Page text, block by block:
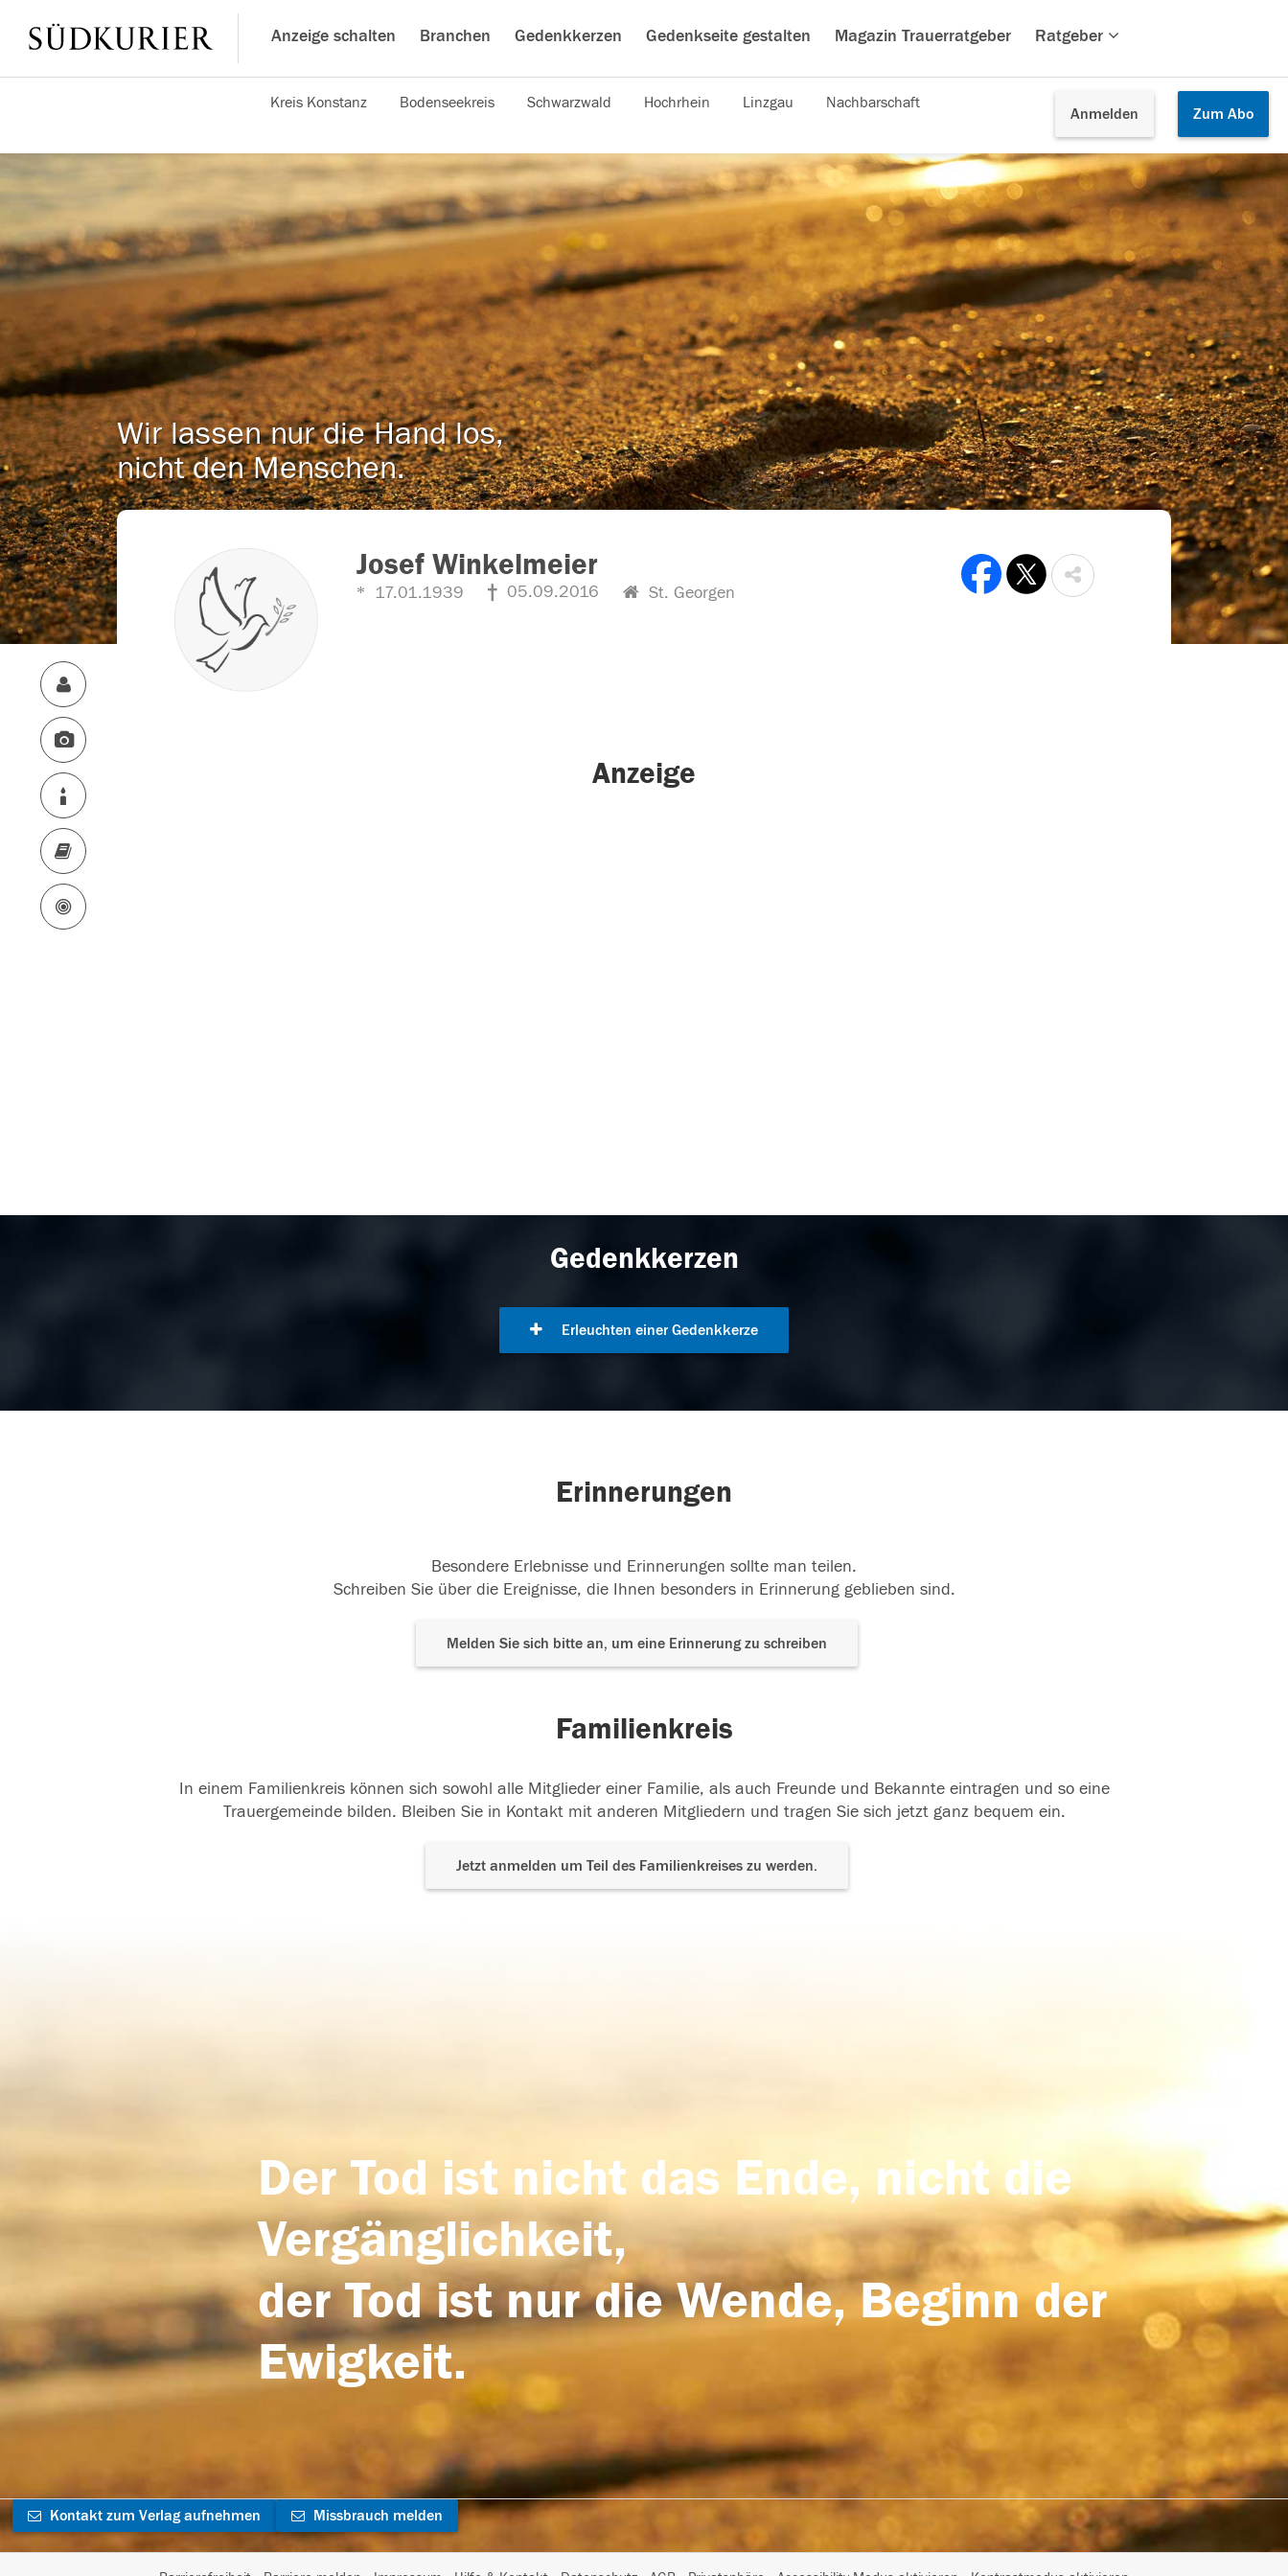
Anzeige schalten Branchen Gedenkkerzen Gedenkseite gestalten Magazin Trauerratgeber Ratgeber
Anmelden Zum Abo
Kreis Konstanz Bodenseekreis Schwarzwald Hochrhein Linzgau Nachbarschaft
Wir lassen nur die Hand los,
nicht den Menschen.
Josef Winkelmeier
17.01.1939 05.09.2016 St. Georgen
Anzeige
Gedenkkerzen
Erleuchten einer Gedenkkerze
Erinnerungen
Besondere Erlebnisse und Erinnerungen sollte man teilen.
Schreiben Sie über die Ereignisse, die Ihnen besonders in Erinnerung geblieben sind.
Melden Sie sich bitte an, um eine Erinnerung zu schreiben
Familienkreis
In einem Familienkreis können sich sowohl alle Mitglieder einer Familie, als auch Freunde und Bekannte eintragen und so eine
Trauergemeinde bilden. Bleiben Sie in Kontakt mit anderen Mitgliedern und tragen Sie sich jetzt ganz bequem ein.
Jetzt anmelden um Teil des Familienkreises zu werden.
Der Tod ist nicht das Ende, nicht die
Vergänglichkeit,
der Tod ist nur die Wende, Beginn der
Ewigkeit.
Kontakt zum Verlag aufnehmen Missbrauch melden